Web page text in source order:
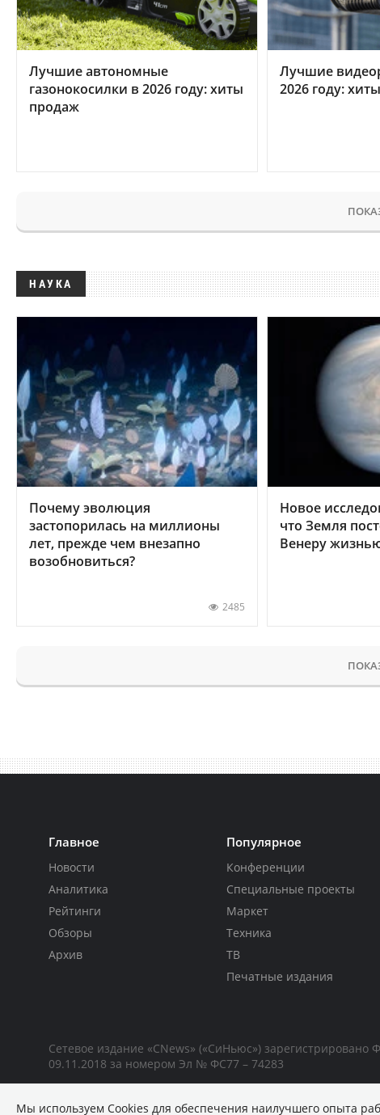
Лучшие автономные
газонокосилки в 2026 году: хиты
продаж
Лучшие
2026 году:
НАУКА
Почему эволюция
застопорилась на миллионы
лет, прежде чем внезапно
возобновиться?
2485
Новое
что Земля
Венеру
Главное
Новости
Аналитика
Рейтинги
Обзоры
Архив
Популярное
Конференции
Специальные проекты
Маркет
Техника
ТВ
Печатные издания
Сетевое издание «CNews» («СиНьюс»)
09.11.2018 за номером Эл № ФС77 – 74283
Мы используем Сookies для обеспечения наилучшего опыта